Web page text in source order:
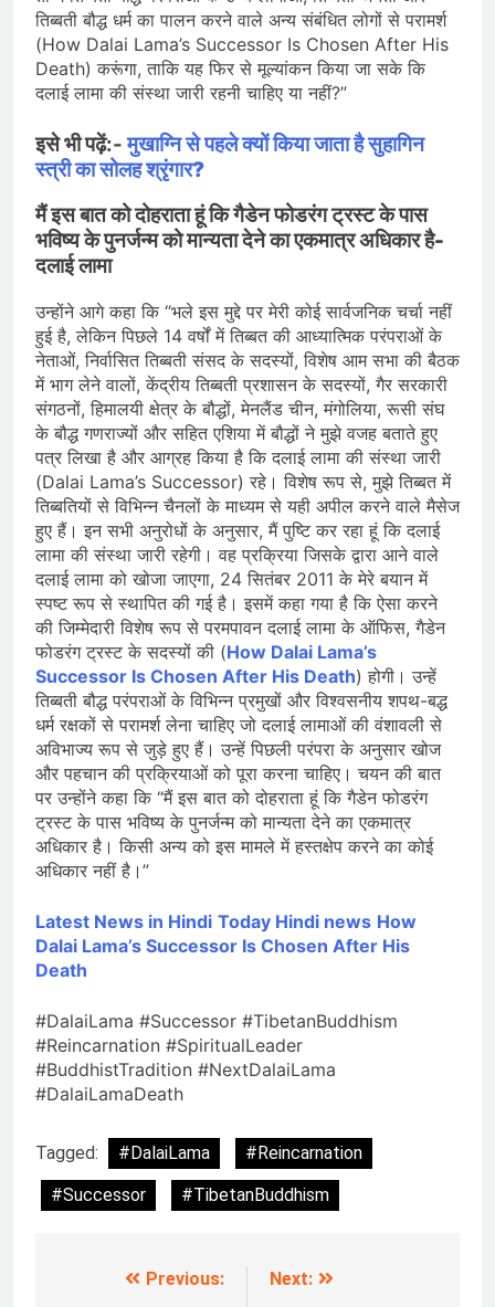
तिब्बती बौद्ध धर्म का पालन करने वाले अन्य संबंधित लोगों से परामर्श
(How Dalai Lama’s Successor Is Chosen After His
Death) करूंगा, ताकि यह फिर से मूल्यांकन किया जा सके कि
दलाई लामा की संस्था जारी रहनी चाहिए या नहीं?”
इसे भी पढ़ें:-मुखाग्नि से पहले क्यों किया जाता है सुहागिन
स्त्री का सोलह श्रृंगार?
मैं इस बात को दोहराता हूं कि गैडेन फोडरंग ट्रस्ट के पास
भविष्य के पुनर्जन्म को मान्यता देने का एकमात्र अधिकार है-
दलाई लामा
उन्होंने आगे कहा कि “भले इस मुद्दे पर मेरी कोई सार्वजनिक चर्चा नहीं
हुई है, लेकिन पिछले 14 वर्षों में तिब्बत की आध्यात्मिक परंपराओं के
नेताओं, निर्वासित तिब्बती संसद के सदस्यों, विशेष आम सभा की बैठक
में भाग लेने वालों, केंद्रीय तिब्बती प्रशासन के सदस्यों, गैर सरकारी
संगठनों, हिमालयी क्षेत्र के बौद्धों, मेनलैंड चीन, मंगोलिया, रूसी संघ
के बौद्ध गणराज्यों और सहित एशिया में बौद्धों ने मुझे वजह बताते हुए
पत्र लिखा है और आग्रह किया है कि दलाई लामा की संस्था जारी
(Dalai Lama’s Successor) रहे। विशेष रूप से, मुझे तिब्बत में
तिब्बतियों से विभिन्न चैनलों के माध्यम से यही अपील करने वाले मैसेज
हुए हैं। इन सभी अनुरोधों के अनुसार, मैं पुष्टि कर रहा हूं कि दलाई
लामा की संस्था जारी रहेगी। वह प्रक्रिया जिसके द्वारा आने वाले
दलाई लामा को खोजा जाएगा, 24 सितंबर 2011 के मेरे बयान में
स्पष्ट रूप से स्थापित की गई है। इसमें कहा गया है कि ऐसा करने
की जिम्मेदारी विशेष रूप से परमपावन दलाई लामा के ऑफिस, गैडेन
फोडरंग ट्रस्ट के सदस्यों की (How Dalai Lama’s
Successor Is Chosen After His Death) होगी। उन्हें
तिब्बती बौद्ध परंपराओं के विभिन्न प्रमुखों और विश्वसनीय शपथ-बद्ध
धर्म रक्षकों से परामर्श लेना चाहिए जो दलाई लामाओं की वंशावली से
अविभाज्य रूप से जुड़े हुए हैं। उन्हें पिछली परंपरा के अनुसार खोज
और पहचान की प्रक्रियाओं को पूरा करना चाहिए। चयन की बात
पर उन्होंने कहा कि “मैं इस बात को दोहराता हूं कि गैडेन फोडरंग
ट्रस्ट के पास भविष्य के पुनर्जन्म को मान्यता देने का एकमात्र
अधिकार है। किसी अन्य को इस मामले में हस्तक्षेप करने का कोई
अधिकार नहीं है।”
Latest News in Hindi Today Hindi news How
Dalai Lama’s Successor Is Chosen After His
Death
#DalaiLama #Successor #TibetanBuddhism
#Reincarnation #SpiritualLeader
#BuddhistTradition #NextDalaiLama
#DalaiLamaDeath
Tagged: #DalaiLama
#Reincarnation
#Successor
#TibetanBuddhism
Previous:
Next: